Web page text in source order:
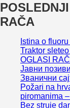
RAČA
Istina o
Traktor
OGLASI
Јавни
Званични
Požari na
piromanima
Bez struje